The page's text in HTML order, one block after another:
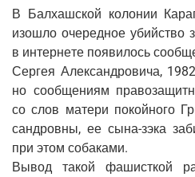
В Бал­хаш­ской коло­нии
изо­шло оче­ред­ное убий­ство
в интер­не­те появи­лось
Сер­гея Алек­сан­дро­ви­ча,
но сооб­ще­ни­ям
со слов мате­ри покой­но­го
сан­дров­ны, ее сына-зэка
при этом собаками.
Вывод такой фашист­кой